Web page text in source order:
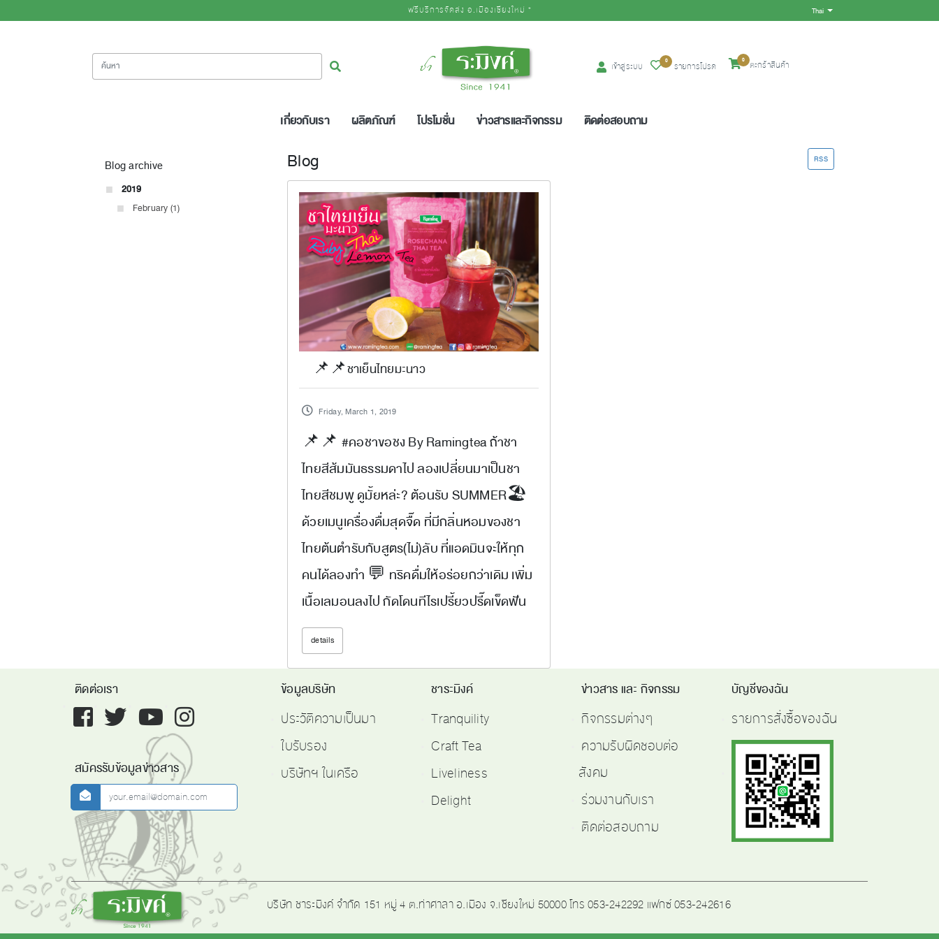
ฟรีบริการจัดส่ง อ.เมืองเชียงใหม่ * Thai
Toggle Dropdown
ค้นหา ค้นหา เข้าสู่ระบบ รายการโปรด
0 ตะกร้าสินค้า
0
เกี่ยวกับเรา ผลิตภัณฑ์ โปรโมชั่น ข่าวสารและกิจกรรม ติดต่อสอบถาม
Blog archive
2019
February (1)
RSS
Blog
📌📌ชาเย็นไทยมะนาว
Friday, March 1, 2019
📌📌 #คอชาขอชง By Ramingtea ถ้าชา
ไทยสีส้มมันธรรมดาไป ลองเปลี่ยนมาเป็นชา
ไทยสีชมพู ดูมั้ยหล่ะ? ต้อนรับ SUMMER🏖
ด้วยเมนูเครื่องดื่มสุดจื๊ด ที่มีกลิ่นหอมของชา
ไทยต้นตำรับกับสูตร(ไม่)ลับ ที่แอดมินจะให้ทุก
คนได้ลองทำ 💬 ทริคดื่มให้อร่อยกว่าเดิม เพิ่ม
เนื้อเลมอนลงไป กัดโดนทีไรเปรี้ยวปรี๊ดเข็ดฟัน
details
ติดต่อเรา
Facebook twitter youtube instagram
สมัครรับข้อมูลข่าวสาร
newsletter
ข้อมูลบริษัท
ประวัติความเป็นมา
ใบรับรอง
บริษัทฯ ในเครือ
ชาระมิงค์
Tranquility
Craft Tea
Liveliness
Delight
ข่าวสาร และ กิจกรรม
กิจกรรมต่างๆ
ความรับผิดชอบต่อ
สังคม
ร่วมงานกับเรา
ติดต่อสอบถาม
บัญชีของฉัน
รายการสั่งซื้อของฉัน
Logo บริษัท ชาระมิงค์ จำกัด 151 หมู่ 4 ต.ท่าศาลา อ.เมือง จ.เชียงใหม่ 50000 โทร 053-242292 แฟกซ์ 053-242616